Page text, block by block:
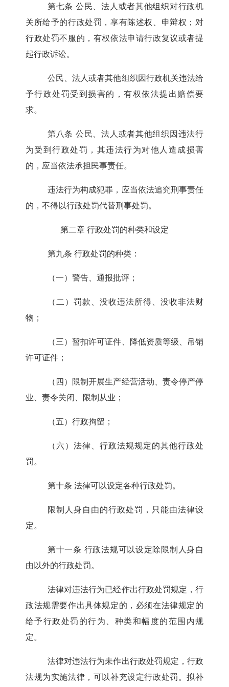
第七条 公民、法人或者其他组织对行政机
关所给予的行政处罚，享有陈述权、申辩权；对
行政处罚不服的，有权依法申请行政复议或者提
起行政诉讼。
公民、法人或者其他组织因行政机关违法给
予行政处罚受到损害的，有权依法提出赔偿要
求。
第八条 公民、法人或者其他组织因违法行
为受到行政处罚，其违法行为对他人造成损害
的，应当依法承担民事责任。
违法行为构成犯罪，应当依法追究刑事责任
的，不得以行政处罚代替刑事处罚。
第二章 行政处罚的种类和设定
第九条 行政处罚的种类：
（一）警告、通报批评；
（二）罚款、没收违法所得、没收非法财
物；
（三）暂扣许可证件、降低资质等级、吊销
许可证件；
（四）限制开展生产经营活动、责令停产停
业、责令关闭、限制从业；
（五）行政拘留；
（六）法律、行政法规规定的其他行政处
罚。
第十条 法律可以设定各种行政处罚。
限制人身自由的行政处罚，只能由法律设
定。
第十一条 行政法规可以设定除限制人身自
由以外的行政处罚。
法律对违法行为已经作出行政处罚规定，行
政法规需要作出具体规定的，必须在法律规定的
给予行政处罚的行为、种类和幅度的范围内规
定。
法律对违法行为未作出行政处罚规定，行政
法规为实施法律，可以补充设定行政处罚。拟补